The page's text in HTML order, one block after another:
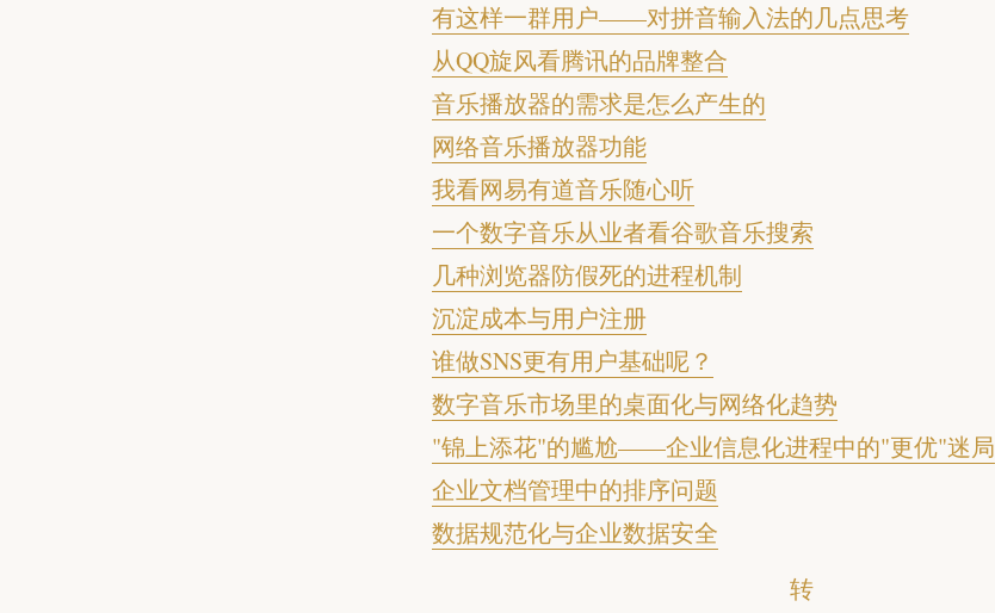
有这样一群用户——对拼音输入法的几点思考
从QQ旋风看腾讯的品牌整合
音乐播放器的需求是怎么产生的
网络音乐播放器功能
我看网易有道音乐随心听
一个数字音乐从业者看谷歌音乐搜索
几种浏览器防假死的进程机制
沉淀成本与用户注册
谁做SNS更有用户基础呢？
数字音乐市场里的桌面化与网络化趋势
"锦上添花"的尴尬——企业信息化进程中的"更优"迷局
企业文档管理中的排序问题
数据规范化与企业数据安全
转
转